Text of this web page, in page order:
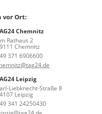
vor Ort:
Chemnitz
Rathaus 2
Chemnitz
371 6906600
Leipzig
Liebknecht-Straße 8
Leipzig
341 24250430